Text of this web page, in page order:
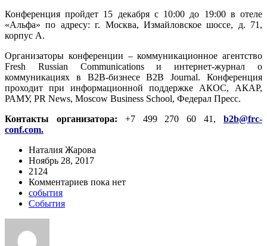
Конференция пройдет 15 декабря с 10:00 до 19:00 в отеле
«Альфа» по адресу: г. Москва, Измайловское шоссе, д. 71,
корпус А.
Организаторы конференции – коммуникационное агентство
Fresh Russian Communications и интернет-журнал о
коммуникациях в B2B-бизнесе B2B Journal. Конференция
проходит при информационной поддержке АКОС, АКАР,
РАМУ, PR News, Moscow Business School, Федерал Пресс.
Контакты организатора: +7 499 270 60 41,b2b@frc-
conf.com.
Наталия Жарова
Ноябрь 28, 2017
2124
Комментариев пока нет
события
События